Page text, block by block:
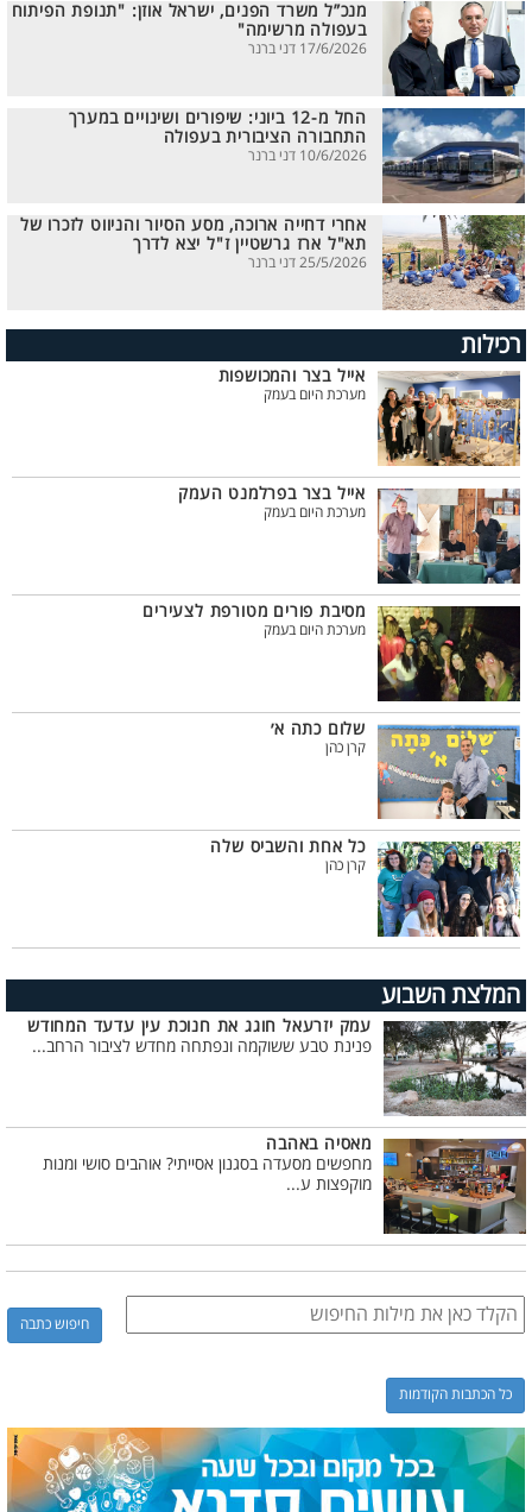
מנכ”ל משרד הפנים, ישראל אוזן: "תנופת הפיתוח
בעפולה מרשימה"
17/6/2026 דני ברנר
החל מ-12 ביוני: שיפורים ושינויים במערך
התחבורה הציבורית בעפולה
10/6/2026 דני ברנר
אחרי דחייה ארוכה, מסע הסיור והניווט לזכרו של
תא"ל ארז גרשטיין ז"ל יצא לדרך
25/5/2026 דני ברנר
רכילות
אייל בצר והמכושפות
מערכת היום בעמק
אייל בצר בפרלמנט העמק
מערכת היום בעמק
מסיבת פורים מטורפת לצעירים
מערכת היום בעמק
שלום כתה א׳
קרן כהן
כל אחת והשביס שלה
קרן כהן
המלצת השבוע
עמק יזרעאל חוגג את חנוכת עין עדעד המחודש
פנינת טבע ששוקמה ונפתחה מחדש לציבור הרחב...
מאסיה באהבה
מחפשים מסעדה בסגנון אסייתי? אוהבים סושי ומנות
מוקפצות ע...
כל הכתבות הקודמות